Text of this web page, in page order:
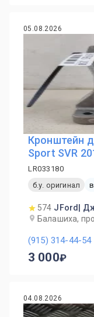
05.08.2026
Кронштейн
Sport SVR
LR033180
б.у. оригинал
574 JFord|
Балашиха,
(915) 314-44-54
3 000
04.08.2026